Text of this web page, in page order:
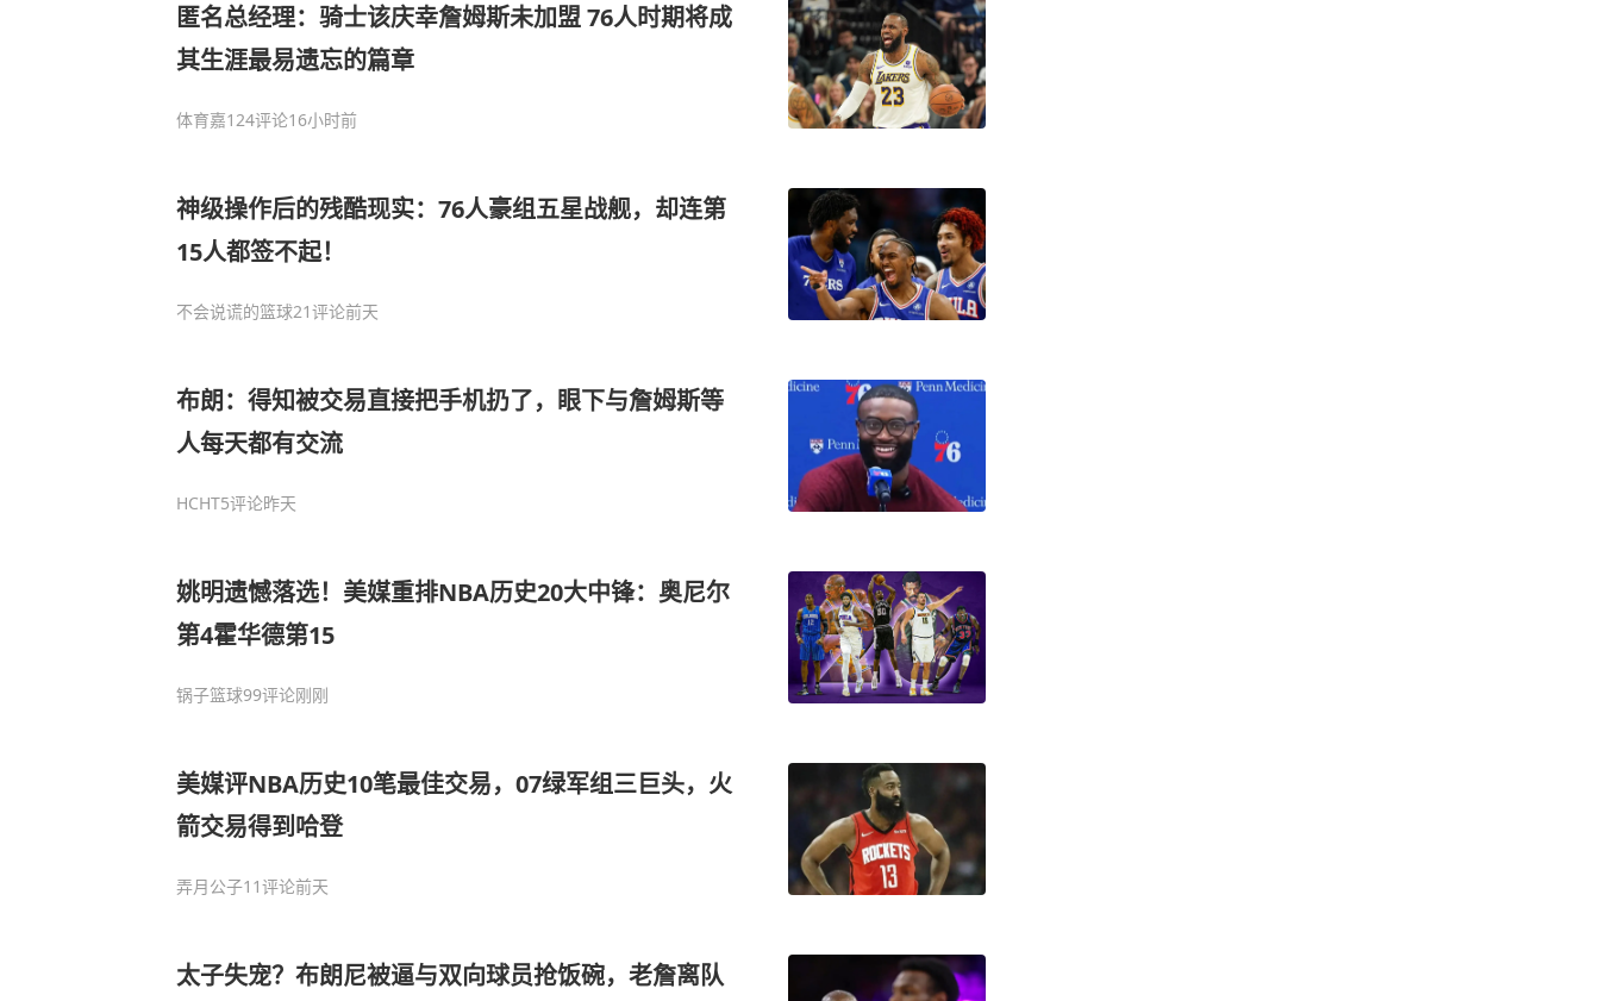
匿名总经理：骑士该庆幸詹姆斯未加盟 76人时期将成
其生涯最易遗忘的篇章
体育嘉124评论16小时前
神级操作后的残酷现实：76人豪组五星战舰，却连第
15人都签不起！
不会说谎的篮球21评论前天
布朗：得知被交易直接把手机扔了，眼下与詹姆斯等
人每天都有交流
HCHT5评论昨天
姚明遗憾落选！美媒重排NBA历史20大中锋：奥尼尔
第4霍华德第15
锅子篮球99评论刚刚
美媒评NBA历史10笔最佳交易，07绿军组三巨头，火
箭交易得到哈登
弄月公子11评论前天
太子失宠？布朗尼被逼与双向球员抢饭碗，老詹离队